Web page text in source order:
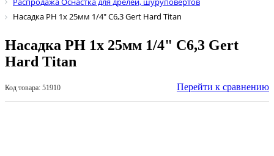
Насадка PH 1х 25мм 1/4" C6,3 Gert Hard Titan
Насадка PH 1х 25мм 1/4" C6,3 Gert
Hard Titan
Код товара: 51910 Перейти к сравнению